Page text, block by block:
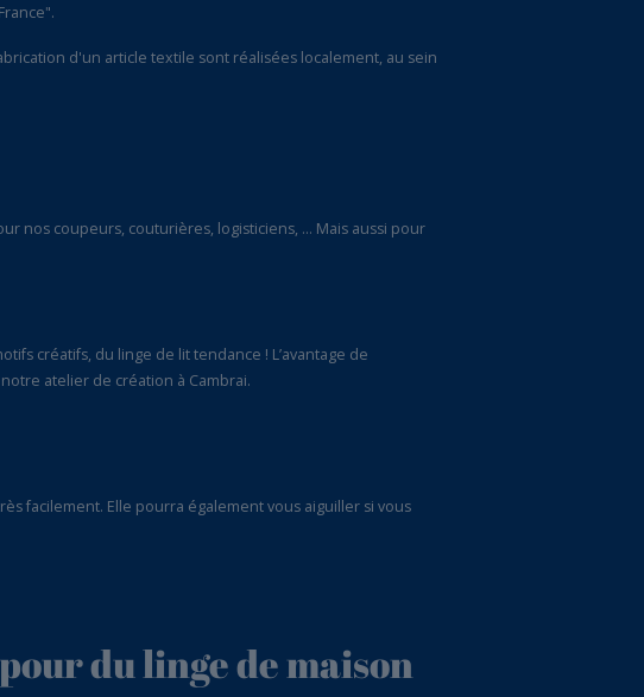
d'un article textile sont réalisées localement, au sein
nos coupeurs, couturières, logisticiens, … Mais aussi pour
créatifs, du linge de lit tendance ! L’avantage de
atelier de création à Cambrai.
facilement. Elle pourra également vous aiguiller si vous
du linge de maison